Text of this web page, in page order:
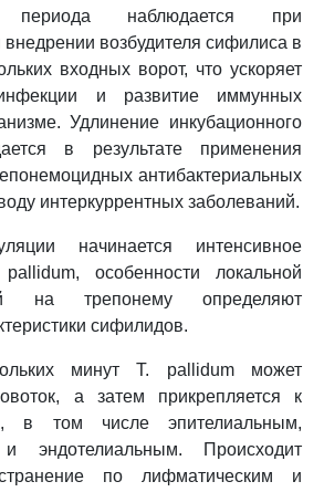
периода наблюдается при
возбудителя сифилиса в
входных ворот, что ускоряет
и развитие иммунных
Удлинение инкубационного
в результате применения
антибактериальных
интеркуррентных заболеваний.
начинается интенсивное
особенности локальной
на трепонему определяют
сифилидов.
минут T. pallidum может
а затем прикрепляется к
в том числе эпителиальным,
эндотелиальным. Происходит
по лифматическим и